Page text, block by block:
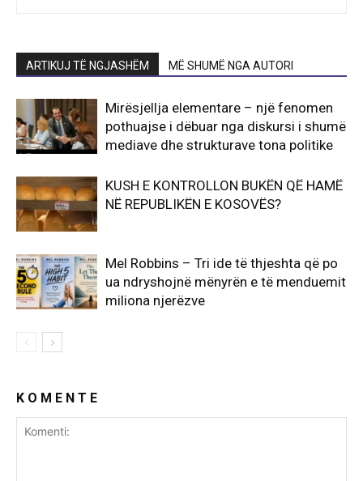
ARTIKUJ TË NGJASHËM MË SHUMË NGA AUTORI
Mirësjellja elementare – një fenomen
pothuajse i dëbuar nga diskursi i shumë
mediave dhe strukturave tona politike
KUSH E KONTROLLON BUKËN QË HAMË
NË REPUBLIKËN E KOSOVËS?
Mel Robbins – Tri ide të thjeshta që po
ua ndryshojnë mënyrën e të menduemit
miliona njerëzve
K O M E N T E